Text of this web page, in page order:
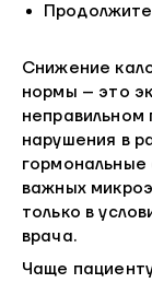
Снижение
нормы – это
нарушения в
гормональные
важных
только в
врача.
Чаще